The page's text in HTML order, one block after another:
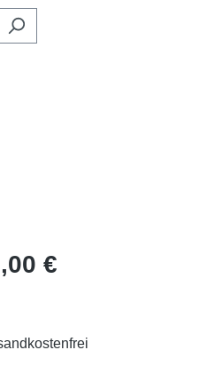
Preis:
€